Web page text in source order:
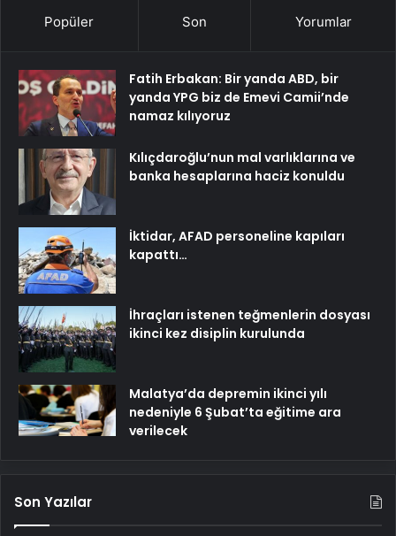
Popüler Son Yorumlar
Fatih Erbakan: Bir yanda ABD, bir
yanda YPG biz de Emevi Camii’nde
namaz kılıyoruz
Kılıçdaroğlu’nun mal varlıklarına ve
banka hesaplarına haciz konuldu
İktidar, AFAD personeline kapıları
kapattı…
İhraçları istenen teğmenlerin dosyası
ikinci kez disiplin kurulunda
Malatya’da depremin ikinci yılı
nedeniyle 6 Şubat’ta eğitime ara
verilecek
Son Yazılar